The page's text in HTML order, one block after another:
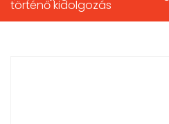
történő kidolgozás